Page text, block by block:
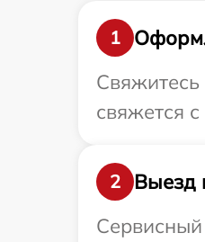
1
Свяжитесь
свяжется
2
Выезд